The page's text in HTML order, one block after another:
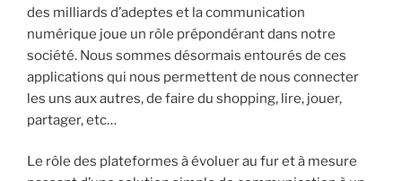
des milliards d’adeptes et la communication
numérique joue un rôle prépondérant dans notre
société. Nous sommes désormais entourés de ces
applications qui nous permettent de nous connecter
les uns aux autres, de faire du shopping, lire, jouer,
partager, etc…
Le rôle des plateformes à évoluer au fur et à mesure